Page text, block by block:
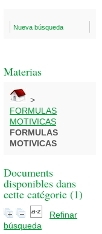
Nueva búsqueda
Materias
>
FORMULAS
MOTIVICAS
FORMULAS
MOTIVICAS
Documents
disponibles dans
cette catégorie (1)
Refinar
búsqueda